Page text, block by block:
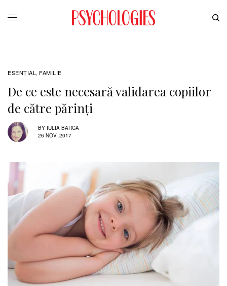
ESENȚIAL , FAMILIE
De ce este necesară validarea copiilor
de către părinți
BY IULIA BARCA
26 NOV. 2017